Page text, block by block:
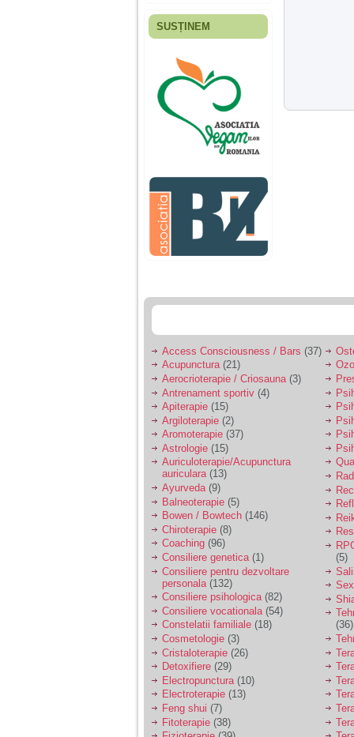
Fiica mea s-a nascut
ani, privind in urma
realizez cat de multe
greseli am facut in
educatia si cresterea
ei, am fost o mama
egoista, preocupata
de implinirea
profesionala, cand ea
era mica am neglijat-
agresiva, orice
greseala era taxata cu
o palma sau pedepse.
De 4 ani am o relatie
serioasa cu un barbat
sa se manifeste o
Ma aflu aici pentru ca
vreau sa stiu daca am
nevoie de un psiholog
sau psihiatru.
Sunt casatorita, am
31 de ani si un copil in
varsta de 2 ani care
mi-e lumina ochilor.
De ceva timp simt ca
mi s-a adunat
oboseala, o oboseala
cronica de care nu pot
scapa si simt ca din
cauza ei nu pot
controla nervii si
cateodata are copilul
de suferit.
Am o bariera peste
care nu pot trece:
prietena mea a ramas
insarcinata cu o fata.
Am fost de comun
acord sa facem un
copil, cu gandul ca e
baiat.
SUSȚINEM
Access Consciousness / Bars (37)
Acupunctura(21)
Aerocrioterapie / Criosauna (3)
Antrenament sportiv (4)
Apiterapie (15)
Argiloterapie (2)
Aromoterapie (37)
Astrologie (15)
Auriculoterapie/Acupunctura
auriculara(13)
Ayurveda(9)
Balneoterapie (5)
Bowen / Bowtech (146)
Chiroterapie (8)
Coaching (96)
Consiliere genetica(1)
Consiliere pentru dezvoltare
personala (132)
Consiliere psihologica(82)
Consiliere vocationala (54)
Constelatii familiale (18)
Cosmetologie (3)
Cristaloterapie (26)
Detoxifiere (29)
Electropunctura (10)
Electroterapie (13)
Feng shui (7)
Fitoterapie (38)
(5)
(36)